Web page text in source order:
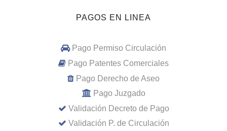
PAGOS EN LINEA
Pago Permiso Circulación
Pago Patentes Comerciales
Pago Derecho de Aseo
Pago Juzgado
Validación Decreto de Pago
Validación P. de Circulación